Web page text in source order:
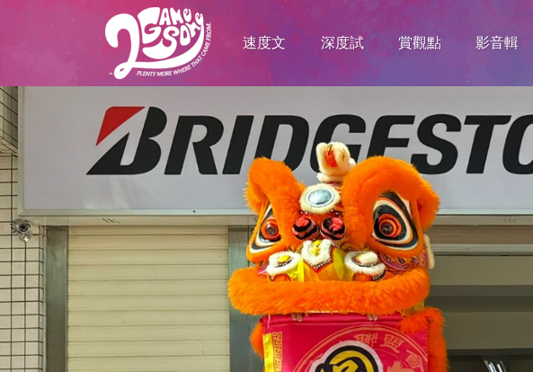
速度文 深度試 賞觀點 影音輯